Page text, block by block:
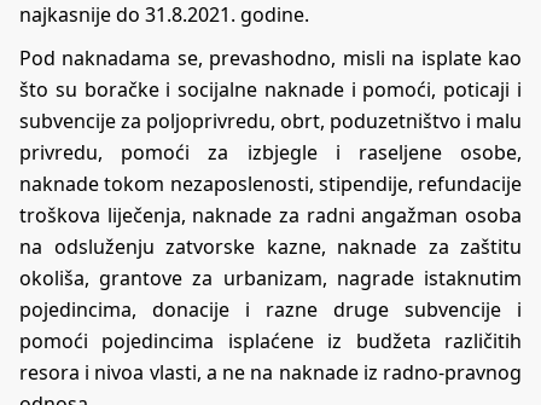
najkasnije do 31.8.2021. godine.
Pod naknadama se, prevashodno, misli na isplate kao
što su boračke i socijalne naknade i pomoći, poticaji i
subvencije za poljoprivredu, obrt, poduzetništvo i malu
privredu, pomoći za izbjegle i raseljene osobe,
naknade tokom nezaposlenosti, stipendije, refundacije
troškova liječenja, naknade za radni angažman osoba
na odsluženju zatvorske kazne, naknade za zaštitu
okoliša, grantove za urbanizam, nagrade istaknutim
pojedincima, donacije i razne druge subvencije i
pomoći pojedincima isplaćene iz budžeta različitih
resora i nivoa vlasti, a ne na naknade iz radno-pravnog